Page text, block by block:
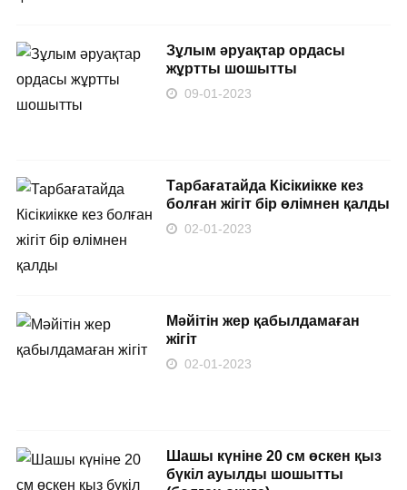
Зұлым әруақтар ордасы
жұртты шошытты
09-01-2023
Тарбағатайда Кісікиікке кез
болған жігіт бір өлімнен қалды
02-01-2023
Мәйітін жер қабылдамаған
жігіт
02-01-2023
Шашы күніне 20 см өскен қыз
бүкіл ауылды шошытты